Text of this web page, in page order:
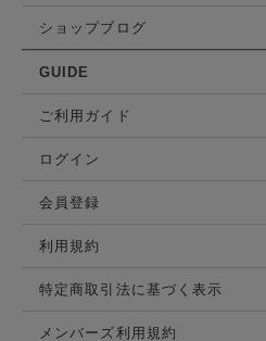
ショップブログ
GUIDE
ご利用ガイド
ログイン
会員登録
利用規約
特定商取引法に基づく表示
メンバーズ利用規約